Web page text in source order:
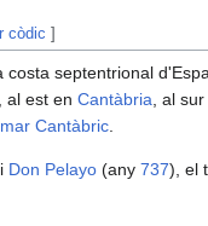
còdic ]
septentrional
al est en Cantàbria , al
mar Cantàbric
Don Pelayo (any 737), el